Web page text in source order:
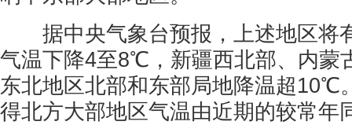
据中央气象台预报，上述地区将
气温下降4至8℃，新疆西北部、内蒙
东北地区北部和东部局地降温超10℃
得北方大部地区气温由近期的较常年